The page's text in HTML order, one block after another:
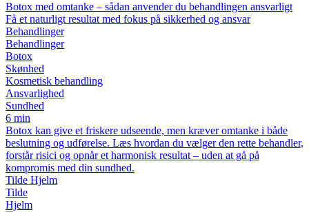
Botox med omtanke – sådan anvender du behandlingen ansvarligt
Få et naturligt resultat med fokus på sikkerhed og ansvar
Behandlinger
Behandlinger
Botox
Skønhed
Kosmetisk behandling
Ansvarlighed
Sundhed
6 min
Botox kan give et friskere udseende, men kræver omtanke i både
beslutning og udførelse. Læs hvordan du vælger den rette behandler,
forstår risici og opnår et harmonisk resultat – uden at gå på
kompromis med din sundhed.
Tilde Hjelm
Tilde
Hjelm